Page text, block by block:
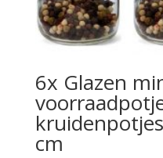
6x Glazen
cm